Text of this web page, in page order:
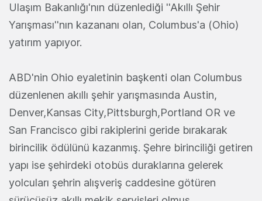
Ulaşım Bakanlığı'nın düzenlediği ''Akıllı Şehir
Yarışması''nın kazananı olan, Columbus'a (Ohio)
yatırım yapıyor.
ABD'nin Ohio eyaletinin başkenti olan Columbus
düzenlenen akıllı şehir yarışmasında Austin,
Denver,Kansas City,Pittsburgh,Portland OR ve
San Francisco gibi rakiplerini geride bırakarak
birincilik ödülünü kazanmış. Şehre birinciliği getiren
yapı ise şehirdeki otobüs duraklarına gelerek
yolcuları şehrin alışveriş caddesine götüren